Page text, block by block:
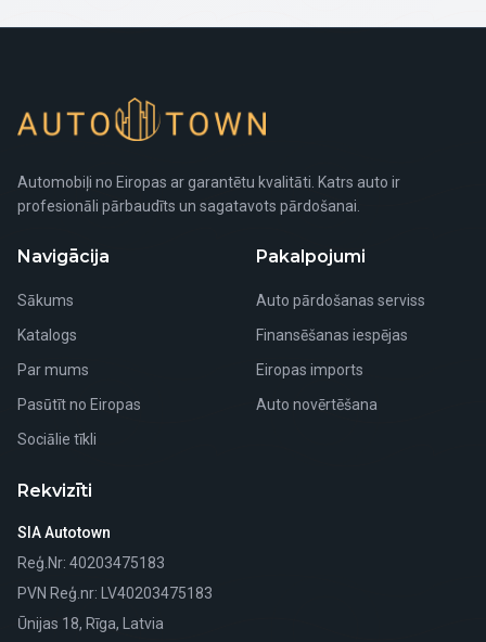
Automobiļi no Eiropas ar garantētu kvalitāti. Katrs auto ir
profesionāli pārbaudīts un sagatavots pārdošanai.
Navigācija
Sākums
Katalogs
Par mums
Pasūtīt no Eiropas
Sociālie tīkli
Pakalpojumi
Auto pārdošanas serviss
Finansēšanas iespējas
Eiropas imports
Auto novērtēšana
Rekvizīti
SIA Autotown
Reģ.Nr: 40203475183
PVN Reģ.nr: LV40203475183
Ūnijas 18, Rīga, Latvia